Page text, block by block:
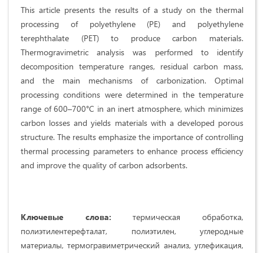
This article presents the results of a study on the thermal
processing of polyethylene (PE) and polyethylene
terephthalate (PET) to produce carbon materials.
Thermogravimetric analysis was performed to identify
decomposition temperature ranges, residual carbon mass,
and the main mechanisms of carbonization. Optimal
processing conditions were determined in the temperature
range of 600–700°C in an inert atmosphere, which minimizes
carbon losses and yields materials with a developed porous
structure. The results emphasize the importance of controlling
thermal processing parameters to enhance process efficiency
and improve the quality of carbon adsorbents.
Ключевые слова: термическая обработка,
полиэтилентерефталат, полиэтилен, углеродные
материалы, термогравиметрический анализ, углефикация,